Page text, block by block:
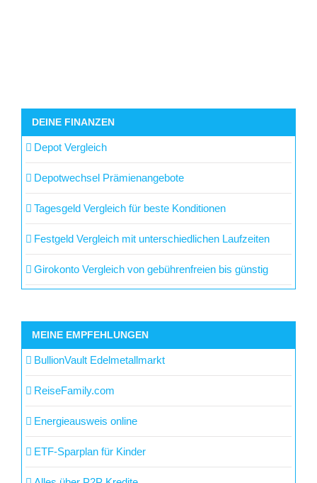
DEINE FINANZEN
Depot Vergleich
Depotwechsel Prämienangebote
Tagesgeld Vergleich für beste Konditionen
Festgeld Vergleich mit unterschiedlichen Laufzeiten
Girokonto Vergleich von gebührenfreien bis günstig
MEINE EMPFEHLUNGEN
BullionVault Edelmetallmarkt
ReiseFamily.com
Energieausweis online
ETF-Sparplan für Kinder